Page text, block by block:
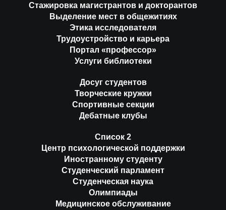
Стажировка магистрантов и докторантов
Выделение мест в общежитиях
Этика исследователя
Трудоустройство и карьера
Портал «профессор»
Услуги библиотеки
Досуг студентов
Творческие кружки
Спортивные секции
Дебатные клубы
Список 2
Центр психологической поддержки
Иностранному студенту
Студенческий парламент
Студенческая наука
Олимпиады
Медицинское обслуживание